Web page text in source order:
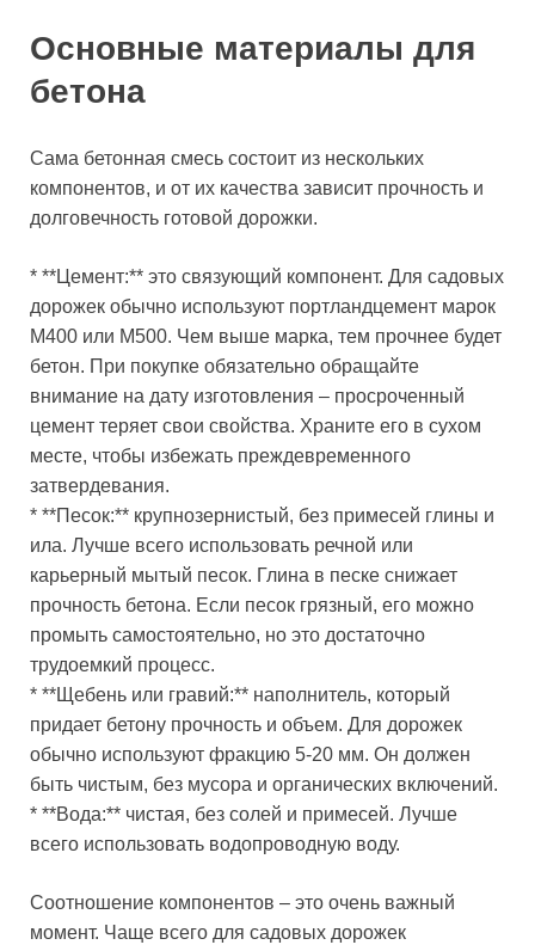
Основные материалы для
бетона
Сама бетонная смесь состоит из нескольких
компонентов, и от их качества зависит прочность и
долговечность готовой дорожки.
* **Цемент:** это связующий компонент. Для садовых
дорожек обычно используют портландцемент марок
М400 или М500. Чем выше марка, тем прочнее будет
бетон. При покупке обязательно обращайте
внимание на дату изготовления – просроченный
цемент теряет свои свойства. Храните его в сухом
месте, чтобы избежать преждевременного
затвердевания.
* **Песок:** крупнозернистый, без примесей глины и
ила. Лучше всего использовать речной или
карьерный мытый песок. Глина в песке снижает
прочность бетона. Если песок грязный, его можно
промыть самостоятельно, но это достаточно
трудоемкий процесс.
* **Щебень или гравий:** наполнитель, который
придает бетону прочность и объем. Для дорожек
обычно используют фракцию 5-20 мм. Он должен
быть чистым, без мусора и органических включений.
* **Вода:** чистая, без солей и примесей. Лучше
всего использовать водопроводную воду.
Соотношение компонентов – это очень важный
момент. Чаще всего для садовых дорожек